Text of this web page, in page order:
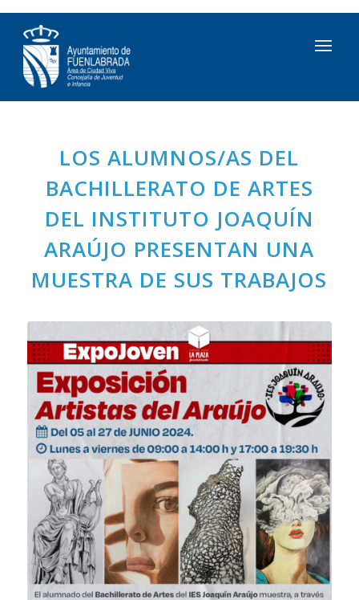
LOS ALUMNOS/AS DEL
BACHILLERATO DE ARTES
DEL INSTITUTO JOAQUÍN
ARAÚJO PRESENTAN UNA
MUESTRA DE SUS TRABAJOS